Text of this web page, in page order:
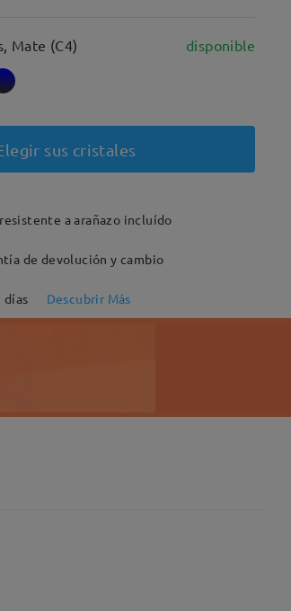
Mate (C4) disponible
sus cristales
a arañazo incluído
de devolución y cambio
días Descubrir Más